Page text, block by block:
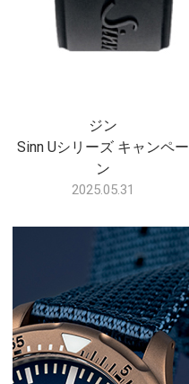
ジン
Sinn Uシリーズ キャンペー
ン
2025.05.31